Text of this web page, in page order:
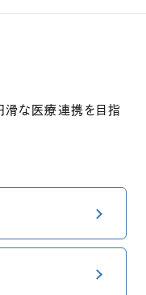
滑な医療連携を目指